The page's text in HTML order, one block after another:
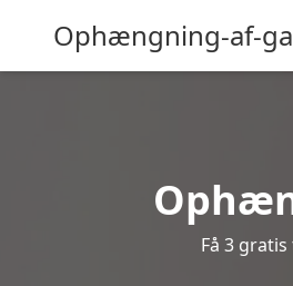
Ophængning-af-
Få 3